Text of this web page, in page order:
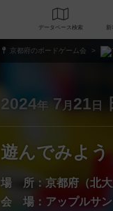
データベース 検
京都府のボードゲーム会
2024年 7 月 21 日
遊んでみよ
場 所： 京都府（北
会 場： アップルサン